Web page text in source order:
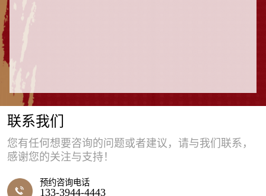
联系我们
您有任何想要咨询的问题或者建议，请与我们联系，
感谢您的关注与支持！
预约咨询电话
133-3944-4443